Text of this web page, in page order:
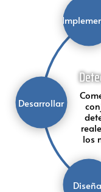
Desarrollar
los